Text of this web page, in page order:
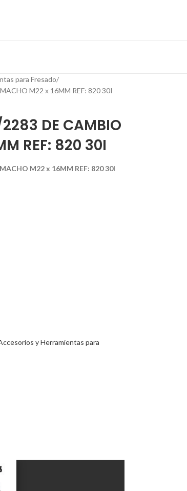
para Fresado
M22 x 16MM REF: 820 30I
DE CAMBIO
REF: 820 30I
M22 x 16MM REF: 820 30I
y Herramientas para